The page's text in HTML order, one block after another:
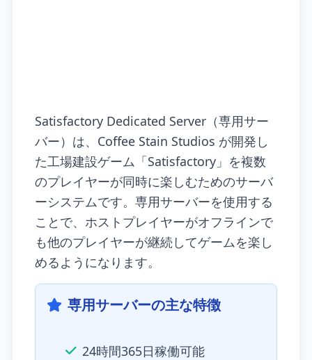
Satisfactory Dedicated Server（専用サー
バー）は、Coffee Stain Studios が開発し
た工場建設ゲーム「Satisfactory」を複数
のプレイヤーが同時に楽しむためのサーバ
ーシステムです。専用サーバーを使用する
ことで、ホストプレイヤーがオフラインで
も他のプレイヤーが継続してゲームを楽し
めるようになります。
専用サーバーの主な特徴
24時間365日稼働可能